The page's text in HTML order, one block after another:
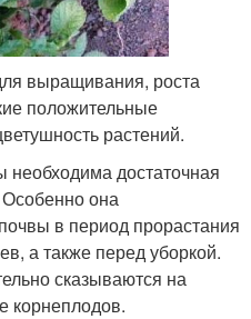
выращивания, роста
положительные
растений.
достаточная
она
в период прорастания
а также перед уборкой.
сказываются на
корнеплодов.